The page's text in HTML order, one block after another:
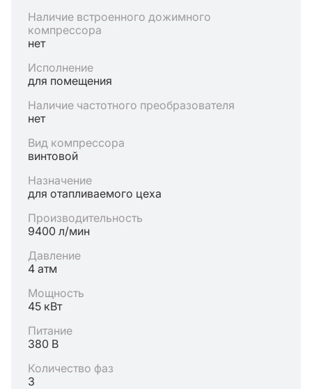
Наличие встроенного дожимного
компрессора
нет
Исполнение
для помещения
Наличие частотного преобразователя
нет
Вид компрессора
винтовой
Назначение
для отапливаемого цеха
Производительность
9400 л/мин
Давление
4 атм
Мощность
45 кВт
Питание
380 В
Количество фаз
3